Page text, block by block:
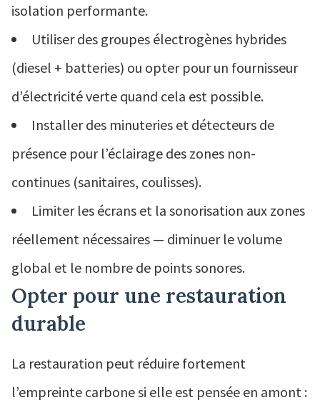
isolation performante.
Utiliser des groupes électrogènes hybrides
(diesel + batteries) ou opter pour un fournisseur
d’électricité verte quand cela est possible.
Installer des minuteries et détecteurs de
présence pour l’éclairage des zones non-
continues (sanitaires, coulisses).
Limiter les écrans et la sonorisation aux zones
réellement nécessaires — diminuer le volume
global et le nombre de points sonores.
Opter pour une restauration
durable
La restauration peut réduire fortement
l’empreinte carbone si elle est pensée en amont :